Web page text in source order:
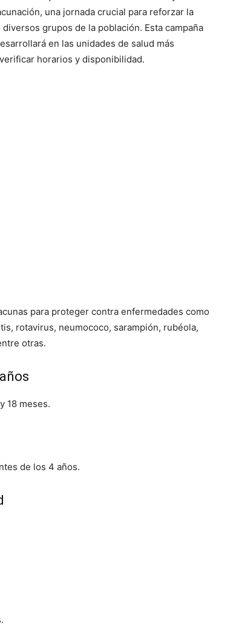
una jornada crucial para reforzar la
grupos de la población. Esta campaña
en las unidades de salud más
horarios y disponibilidad.
para proteger contra enfermedades como
rotavirus, neumococo, sarampión, rubéola,
otras.
18 meses.
de los 4 años.